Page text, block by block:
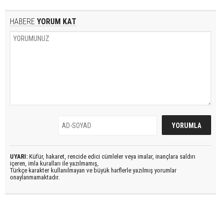
HABERE YORUM KAT
UYARI: Küfür, hakaret, rencide edici cümleler veya imalar, inançlara saldırı
içeren, imla kuralları ile yazılmamış,
Türkçe karakter kullanılmayan ve büyük harflerle yazılmış yorumlar
onaylanmamaktadır.